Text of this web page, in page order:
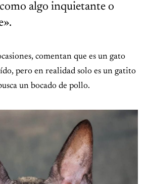
algo inquietante o
comentan que es un gato
pero en realidad solo es un gatito
un bocado de pollo.